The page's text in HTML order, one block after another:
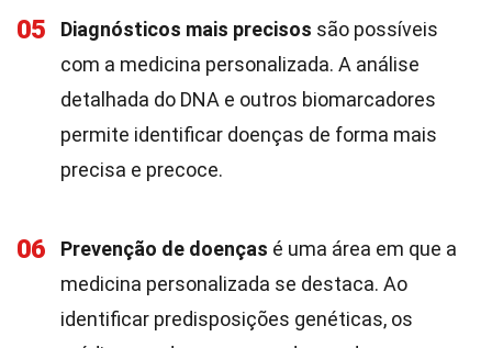
05 Diagnósticos mais precisos são possíveis
com a medicina personalizada. A análise
detalhada do DNA e outros biomarcadores
permite identificar doenças de forma mais
precisa e precoce.
06 Prevenção de doenças é uma área em que a
medicina personalizada se destaca. Ao
identificar predisposições genéticas, os